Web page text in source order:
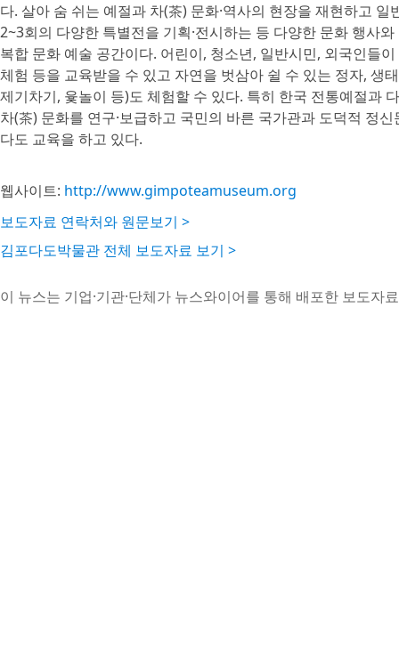
다. 살아 숨 쉬는 예절과 차(茶) 문화·역사의 현장을 재현하고
2~3회의 다양한 특별전을 기획·전시하는 등 다양한 문화 행사
복합 문화 예술 공간이다. 어린이, 청소년, 일반시민, 외국인들
체험 등을 교육받을 수 있고 자연을 벗삼아 쉴 수 있는 정자, 생
제기차기, 윷놀이 등)도 체험할 수 있다. 특히 한국 전통예절과
차(茶) 문화를 연구·보급하고 국민의 바른 국가관과 도덕적 정
다도 교육을 하고 있다.
웹사이트: http://www.gimpoteamuseum.org
보도자료 연락처와 원문보기 >
김포다도박물관 전체 보도자료 보기 >
이 뉴스는 기업·기관·단체가 뉴스와이어를 통해 배포한 보도자